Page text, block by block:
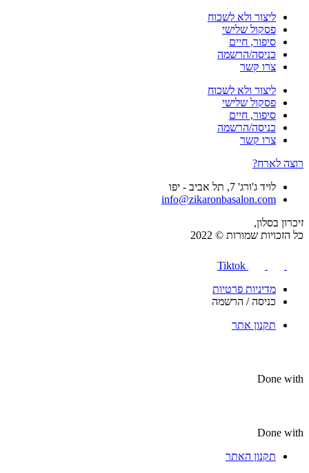
ליצור ולא לשכוח
פסקול שלישי
סיפור, חיים
כניסה/הרשמה
צרו קשר
ליצור ולא לשכוח
פסקול שלישי
סיפור, חיים
כניסה/הרשמה
צרו קשר
רוצה לארח?
לויד ג'ורג' 7, תל אביב - יפו
info@zikaronbasalon.com
זיכרון בסלון,
כל הזכויות שמורות © 2022
Tiktok
מדיניות פרטיות
כניסה / הרשמה
תקנון אתר
Done with
Done with
תקנון האתר